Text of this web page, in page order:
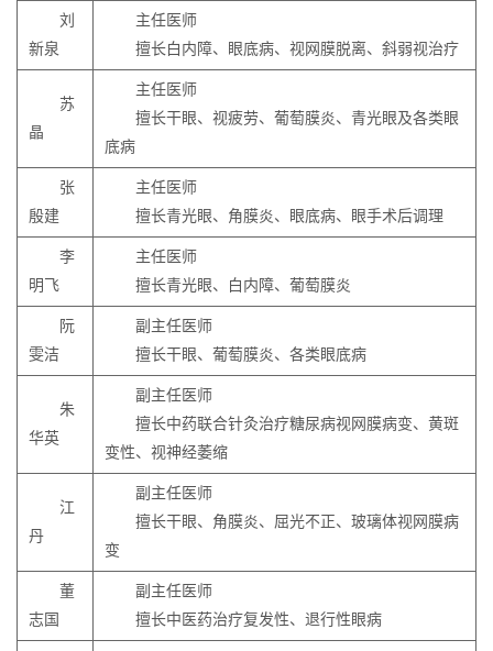
刘
新泉
主任医师
擅长白内障、眼底病、视网膜脱离、斜弱视治疗
苏
晶
主任医师
擅长干眼、视疲劳、葡萄膜炎、青光眼及各类眼
底病
张
殷建
主任医师
擅长青光眼、角膜炎、眼底病、眼手术后调理
李
明飞
主任医师
擅长青光眼、白内障、葡萄膜炎
阮
雯洁
副主任医师
擅长干眼、葡萄膜炎、各类眼底病
朱
华英
副主任医师
擅长中药联合针灸治疗糖尿病视网膜病变、黄斑
变性、视神经萎缩
江
丹
副主任医师
擅长干眼、角膜炎、屈光不正、玻璃体视网膜病
变
董
志国
副主任医师
擅长中医药治疗复发性、退行性眼病